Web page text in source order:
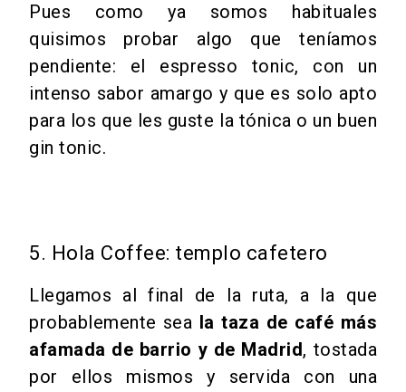
Pues como ya somos habituales
quisimos probar algo que teníamos
pendiente: el espresso tonic, con un
intenso sabor amargo y que es solo apto
para los que les guste la tónica o un buen
gin tonic.
5. Hola Coffee: templo cafetero
Llegamos al final de la ruta, a la que
probablemente sea la taza de café más
afamada de barrio y de Madrid, tostada
por ellos mismos y servida con una